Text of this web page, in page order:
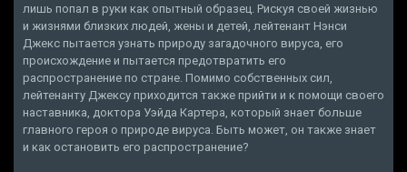
лишь попал в руки как опытный образец. Рискуя своей жизнью
и жизнями близких людей, жены и детей, лейтенант Нэнси
Джекс пытается узнать природу загадочного вируса, его
происхождение и пытается предотвратить его
распространение по стране. Помимо собственных сил,
лейтенанту Джексу приходится также прийти и к помощи своего
наставника, доктора Уэйда Картера, который знает больше
главного героя о природе вируса. Быть может, он также знает
и как остановить его распространение?